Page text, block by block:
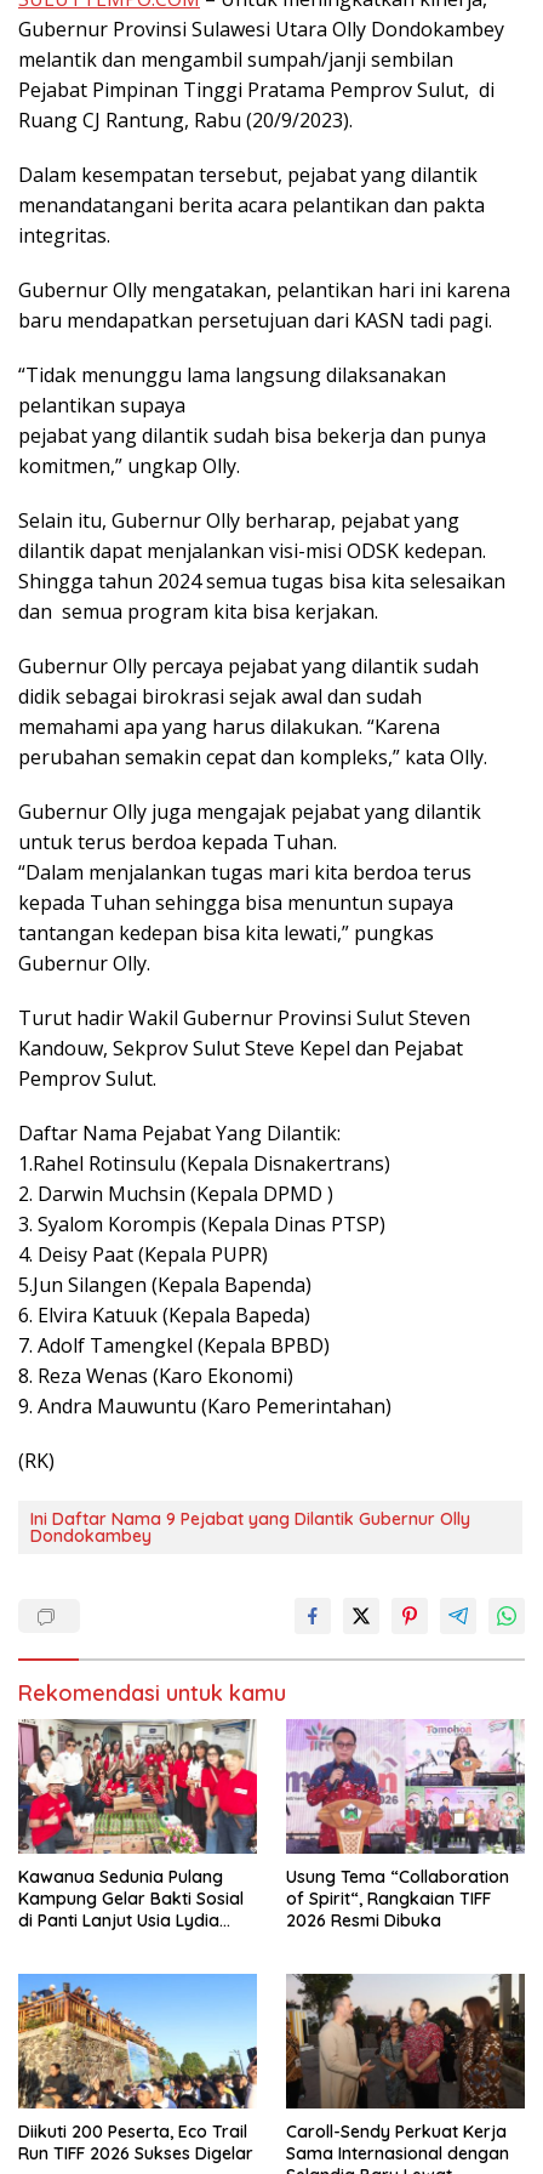
Gubernur Provinsi Sulawesi Utara Olly Dondokambey
melantik dan mengambil sumpah/janji sembilan
Pejabat Pimpinan Tinggi Pratama Pemprov Sulut, di
Ruang CJ Rantung, Rabu (20/9/2023).
Dalam kesempatan tersebut, pejabat yang dilantik
menandatangani berita acara pelantikan dan pakta
integritas.
Gubernur Olly mengatakan, pelantikan hari ini karena
baru mendapatkan persetujuan dari KASN tadi pagi.
“Tidak menunggu lama langsung dilaksanakan
pelantikan supaya
pejabat yang dilantik sudah bisa bekerja dan punya
komitmen,” ungkap Olly.
Selain itu, Gubernur Olly berharap, pejabat yang
dilantik dapat menjalankan visi-misi ODSK kedepan.
Shingga tahun 2024 semua tugas bisa kita selesaikan
dan semua program kita bisa kerjakan.
Gubernur Olly percaya pejabat yang dilantik sudah
didik sebagai birokrasi sejak awal dan sudah
memahami apa yang harus dilakukan. “Karena
perubahan semakin cepat dan kompleks,” kata Olly.
Gubernur Olly juga mengajak pejabat yang dilantik
untuk terus berdoa kepada Tuhan.
“Dalam menjalankan tugas mari kita berdoa terus
kepada Tuhan sehingga bisa menuntun supaya
tantangan kedepan bisa kita lewati,” pungkas
Gubernur Olly.
Turut hadir Wakil Gubernur Provinsi Sulut Steven
Kandouw, Sekprov Sulut Steve Kepel dan Pejabat
Pemprov Sulut.
Daftar Nama Pejabat Yang Dilantik:
1.Rahel Rotinsulu (Kepala Disnakertrans)
2. Darwin Muchsin (Kepala DPMD )
3. Syalom Korompis (Kepala Dinas PTSP)
4. Deisy Paat (Kepala PUPR)
5.Jun Silangen (Kepala Bapenda)
6. Elvira Katuuk (Kepala Bapeda)
7. Adolf Tamengkel (Kepala BPBD)
8. Reza Wenas (Karo Ekonomi)
9. Andra Mauwuntu (Karo Pemerintahan)
(RK)
Ini Daftar Nama 9 Pejabat yang Dilantik Gubernur Olly
Dondokambey
Rekomendasi untuk kamu
Kawanua Sedunia Pulang
Kampung Gelar Bakti Sosial
di Panti Lanjut Usia Lydia
Usung Tema “Collaboration
of Spirit“, Rangkaian TIFF
2026 Resmi Dibuka
Diikuti 200 Peserta, Eco Trail
Run TIFF 2026 Sukses Digelar
Caroll-Sendy Perkuat Kerja
Sama Internasional dengan